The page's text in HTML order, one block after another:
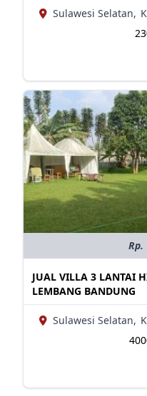
Sulawesi Selatan,
JUAL VILLA 3 LANTAI
LEMBANG BANDUNG
Sulawesi Selatan,